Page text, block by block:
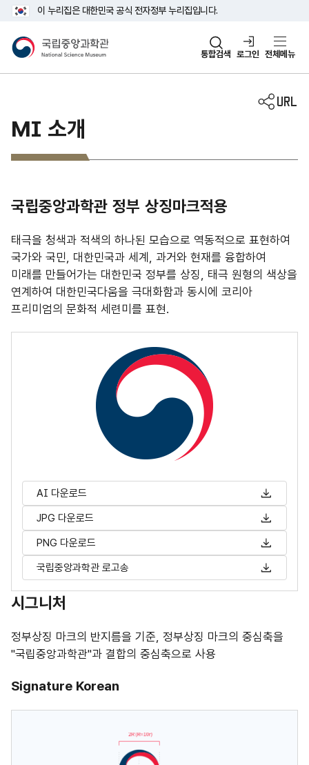
주메뉴 바로가기
본문 바로가기
이 누리집은 대한민국 공식 전자정부 누리집입니다.
국립중앙과학관 통합검색 로그인 전체메뉴
MI 소개
국립중앙과학관 정부 상징마크적용
태극을 청색과 적색의 하나된 모습으로 역동적으로 표현하여
국가와 국민, 대한민국과 세계, 과거와 현재를 융합하여
미래를 만들어가는 대한민국 정부를 상징, 태극 원형의 색상을
연계하여 대한민국다움을 극대화함과 동시에 코리아
프리미엄의 문화적 세련미를 표현.
AI 다운로드
JPG 다운로드
PNG 다운로드
국립중앙과학관 로고송
시그니처
정부상징 마크의 반지름을 기준, 정부상징 마크의 중심축을
"국립중앙과학관"과 결합의 중심축으로 사용
Signature Korean